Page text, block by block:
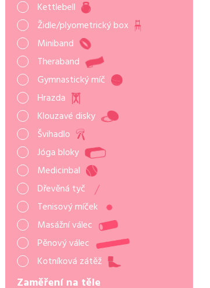
Kettlebell
Židle/plyometrický box
Miniband
Theraband
Gymnastický míč
Hrazda
Klouzavé disky
Švihadlo
Jóga bloky
Medicinbal
Dřevěná tyč
Tenisový míček
Masážní válec
Pěnový válec
Kotníková zátěž
Zaměření na těle